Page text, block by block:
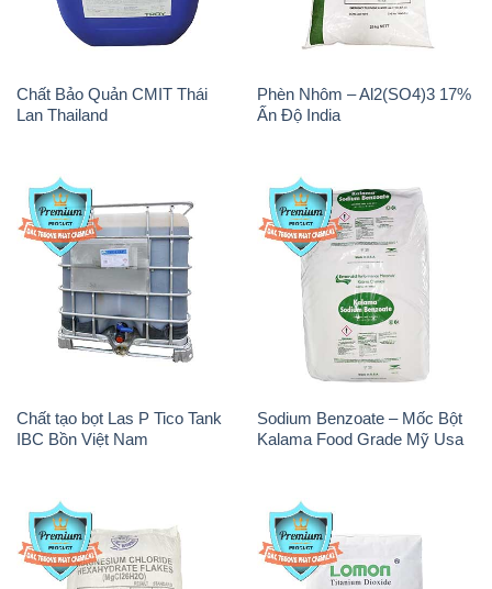
Chất Bảo Quản CMIT Thái
Lan Thailand
Phèn Nhôm – Al2(SO4)3 17%
Ấn Độ India
Chất tạo bọt Las P Tico Tank
IBC Bồn Việt Nam
Sodium Benzoate – Mốc Bột
Kalama Food Grade Mỹ Usa